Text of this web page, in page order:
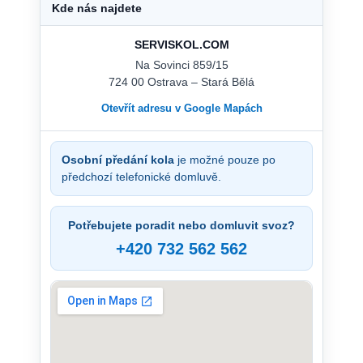
Kde nás najdete
SERVISKOL.COM
Na Sovinci 859/15
724 00 Ostrava – Stará Bělá
Otevřít adresu v Google Mapách
Osobní předání kola je možné pouze po
předchozí telefonické domluvě.
Potřebujete poradit nebo domluvit svoz?
+420 732 562 562